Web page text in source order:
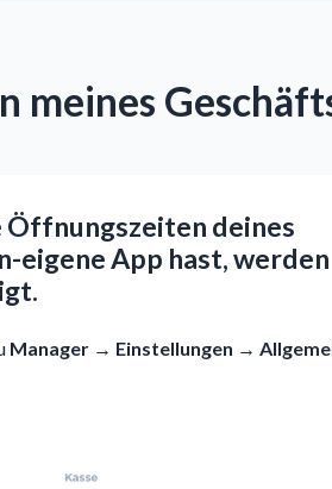
meines
deines
eigene App hast, werden
Manager → Einstellungen →